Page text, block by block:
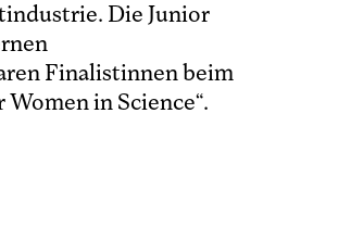
Die Junior
Finalistinnen beim
in Science“.